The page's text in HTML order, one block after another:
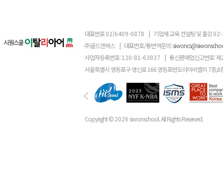
대표번호02)6409-0878 | 기업체 교육 컨설팅 및 출강
㈜골드앤에스 | 대표번호/통번역문의:
사업자등록번호:120-81-63837 | 통신판매업신고번호: 제
서울특별시 영등포구 영신로 166 영등포반도아이비밸리 7층,8
Copyright ©2026 siwonschool. All Rights Reserved.